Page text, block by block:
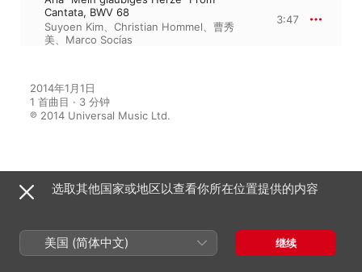
Cantata, BWV 68
Suyoen Kim
Christian Hommel
曹秀
美
Marco Socías
3:47
2014年1月1日
1 首曲目 · 3 分钟
℗ 2014 Universal Music Ltd.
Only Bach - Cantatas For
Soprano, Violin & Guitar
Marco Socías、Christian Hommel、
选取其他国家或地区以查看你所在位置提供的内容
美国 (简体中文) 继续